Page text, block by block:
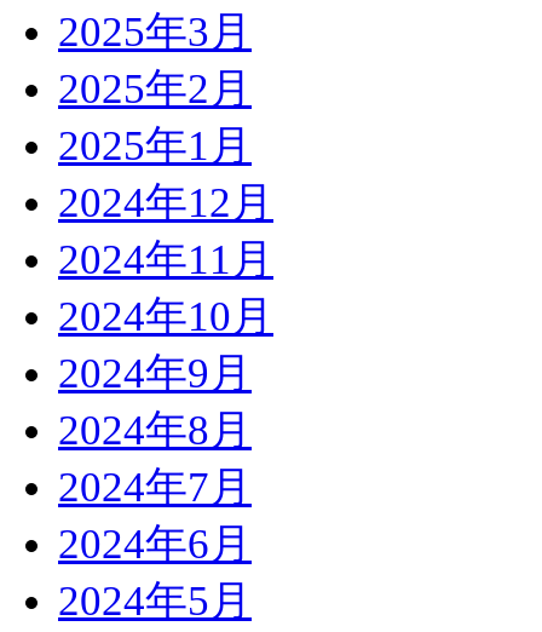
2025年3月
2025年2月
2025年1月
2024年12月
2024年11月
2024年10月
2024年9月
2024年8月
2024年7月
2024年6月
2024年5月